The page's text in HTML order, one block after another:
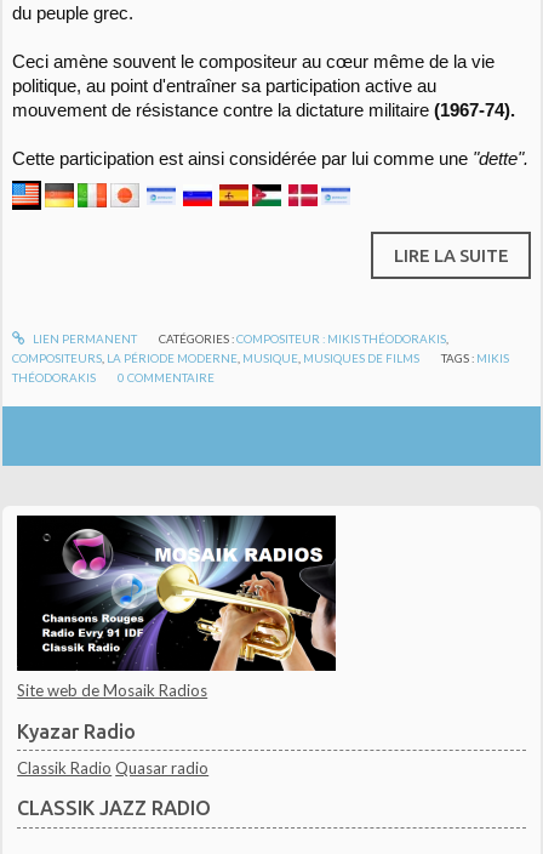
du peuple grec.
Ceci amène souvent le compositeur au cœur même de la vie
politique, au point d'entraîner sa participation active au
mouvement de résistance contre la dictature militaire(1967-74).
Cette participation est ainsi considérée par lui comme une "dette".
LIRE LA SUITE
LIEN PERMANENT CATÉGORIES :COMPOSITEUR : MIKIS THÉODORAKIS,
COMPOSITEURS LA PÉRIODE MODERNE MUSIQUE MUSIQUES DE FILMS TAGS : MIKIS
THÉODORAKIS
0 COMMENTAIRE
Site web de Mosaik Radios
Kyazar Radio
Classik Radio Quasar radio
CLASSIK JAZZ RADIO